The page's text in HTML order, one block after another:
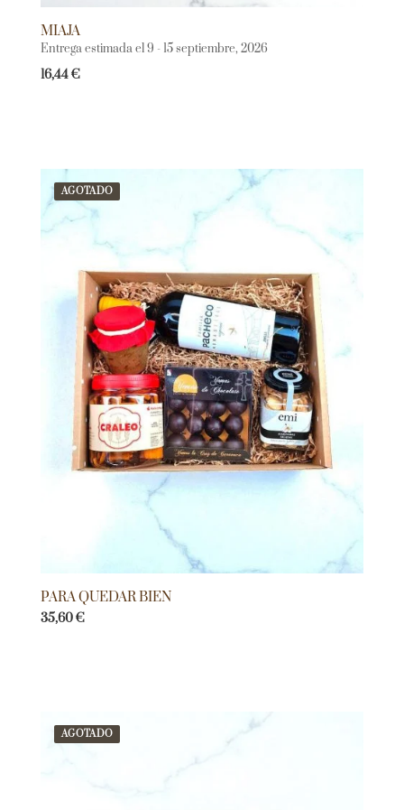
MIAJA
Entrega estimada el 9 - 15 septiembre, 2026
16,44€
AGOTADO
PARA QUEDAR BIEN
35,60€
AGOTADO